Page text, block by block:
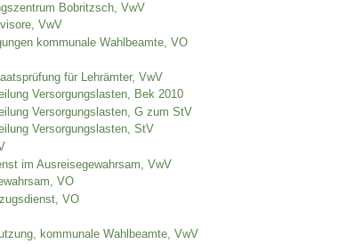
Bobritzsch, VwV
VwV
kommunale Wahlbeamte, VO
für Lehrämter, VwV
Versorgungslasten, Bek 2010
Versorgungslasten, G zum StV
Versorgungslasten, StV
im Ausreisegewahrsam, VwV
VO
VO
kommunale Wahlbeamte, VwV